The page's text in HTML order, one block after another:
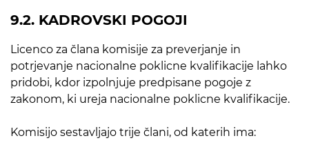
9.2. KADROVSKI POGOJI
Licenco za člana komisije za preverjanje in
potrjevanje nacionalne poklicne kvalifikacije lahko
pridobi, kdor izpolnjuje predpisane pogoje z
zakonom, ki ureja nacionalne poklicne kvalifikacije.
Komisijo sestavljajo trije člani, od katerih ima: